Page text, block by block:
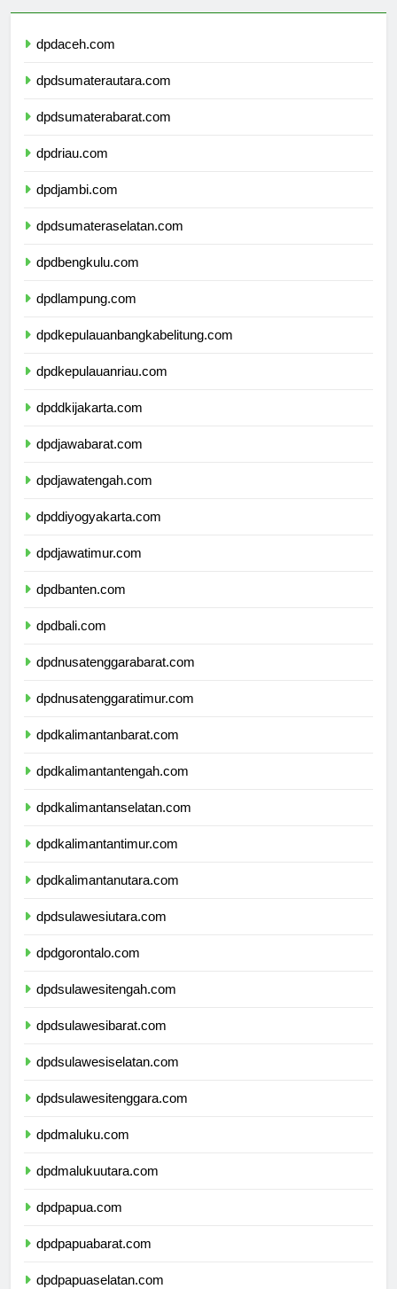
dpdaceh.com
dpdsumaterautara.com
dpdsumaterabarat.com
dpdriau.com
dpdjambi.com
dpdsumateraselatan.com
dpdbengkulu.com
dpdlampung.com
dpdkepulauanbangkabelitung.com
dpdkepulauanriau.com
dpddkijakarta.com
dpdjawabarat.com
dpdjawatengah.com
dpddiyogyakarta.com
dpdjawatimur.com
dpdbanten.com
dpdbali.com
dpdnusatenggarabarat.com
dpdnusatenggaratimur.com
dpdkalimantanbarat.com
dpdkalimantantengah.com
dpdkalimantanselatan.com
dpdkalimantantimur.com
dpdkalimantanutara.com
dpdsulawesiutara.com
dpdgorontalo.com
dpdsulawesitengah.com
dpdsulawesibarat.com
dpdsulawesiselatan.com
dpdsulawesitenggara.com
dpdmaluku.com
dpdmalukuutara.com
dpdpapua.com
dpdpapuabarat.com
dpdpapuaselatan.com